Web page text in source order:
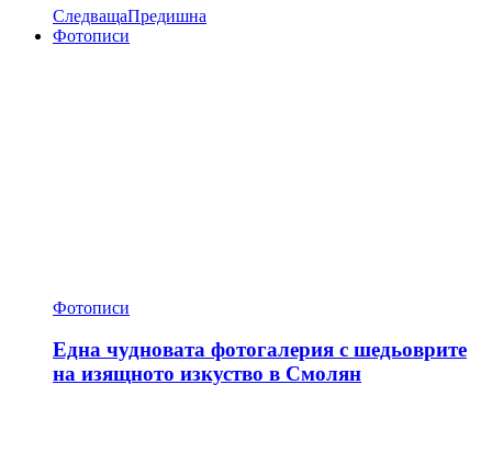
СледващаПредишна
Фотописи
Фотописи
Една чудновата фотогалерия с шедьоврите
на изящното изкуство в Смолян